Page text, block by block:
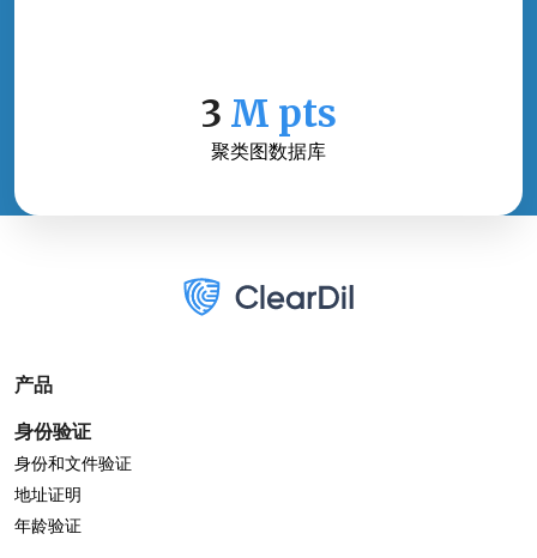
3 M pts
聚类图数据库
产品
身份验证
身份和文件验证
地址证明
年龄验证